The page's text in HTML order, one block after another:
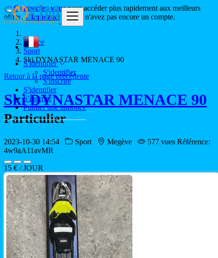
S'identifier
S'identifier
S'inscrire
S'identifier
S'inscrire
Publier une annonce
Connectez-vouspour accéder plus rapidement aux meilleurs
offres.Cliquez ici si vous n'avez pas encore un compte.
France
Sport
Ski DYNASTAR MENACE 90
Retour à la page précédente
Ski DYNASTAR MENACE 90
Particulier
2023-10-30 14:54 Sport Megève 577 vues Référence:
4w9aA11avMR
15 € / JOUR